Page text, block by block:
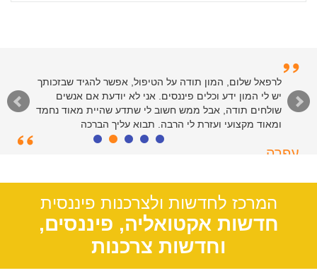
לרפאל שלום, המון תודה על הטיפול, אפשר להגיד שבזכותך
יש לי המון ידע וכלים פיננסים. אני לא יודעת אם אנשים
שולחים תודה, אבל ממש חשוב לי שתדע שהיית מאוד נחמד
ומאוד מקצועי ועזרת לי הרבה. תבוא עליך הברכה
עפרה
המרכז לחדשות ולצרכנות פיננסית
חדשות אקטואליה, פיננסים,
וחדשות צרכנות